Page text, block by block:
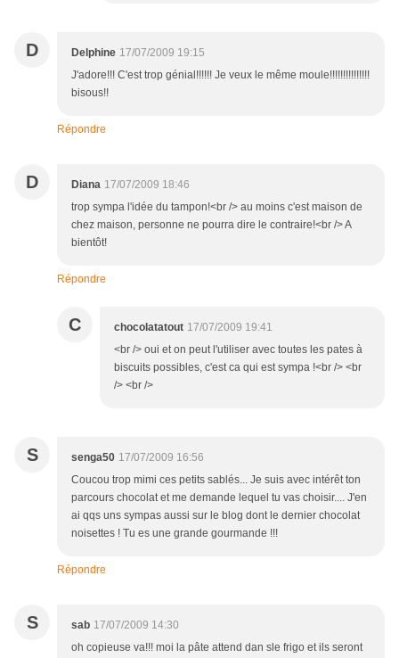
D Delphine 17/07/2009 19:15
J'adore!!! C'est trop génial!!!!!! Je veux le même moule!!!!!!!!!!!!!!!
bisous!!
Répondre
D Diana 17/07/2009 18:46
trop sympa l'idée du tampon!<br /> au moins c'est maison de
chez maison, personne ne pourra dire le contraire!<br /> A
bientôt!
Répondre
C chocolatatout 17/07/2009 19:41
<br /> oui et on peut l'utiliser avec toutes les pates à
biscuits possibles, c'est ca qui est sympa !<br /> <br
/> <br />
S senga50 17/07/2009 16:56
Coucou trop mimi ces petits sablés... Je suis avec intérêt ton
parcours chocolat et me demande lequel tu vas choisir.... J'en
ai qqs uns sympas aussi sur le blog dont le dernier chocolat
noisettes ! Tu es une grande gourmande !!!
Répondre
S sab 17/07/2009 14:30
oh copieuse va!!! moi la pâte attend dan sle frigo et ils seront